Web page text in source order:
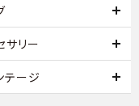
サリー
テージ